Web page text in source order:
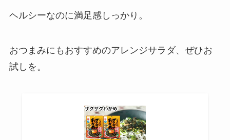
ヘルシーなのに満足感しっかり。
おつまみにもおすすめのアレンジサラダ、ぜひお
試しを。